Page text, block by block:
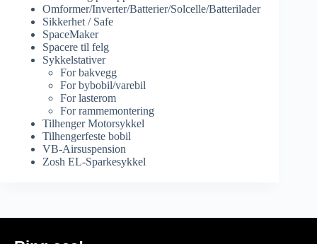
Omformer/Inverter/Batterier/Solcelle/Batterilader
Sikkerhet / Safe
SpaceMaker
Spacere til felg
Sykkelstativer
For bakvegg
For bybobil/varebil
For lasterom
For rammemontering
Tilhenger Motorsykkel
Tilhengerfeste bobil
VB-Airsuspension
Zosh EL-Sparkesykkel